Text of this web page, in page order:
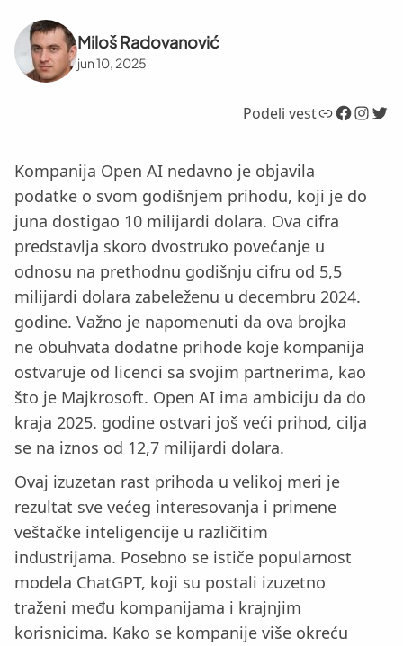
Miloš Radovanović
jun 10, 2025
Podeli vestLink Facebook InstagramTwitter
Kompanija Open AI nedavno je objavila
podatke o svom godišnjem prihodu, koji je do
juna dostigao 10 milijardi dolara. Ova cifra
predstavlja skoro dvostruko povećanje u
odnosu na prethodnu godišnju cifru od 5,5
milijardi dolara zabeleženu u decembru 2024.
godine. Važno je napomenuti da ova brojka
ne obuhvata dodatne prihode koje kompanija
ostvaruje od licenci sa svojim partnerima, kao
što je Majkrosoft. Open AI ima ambiciju da do
kraja 2025. godine ostvari još veći prihod, cilja
se na iznos od 12,7 milijardi dolara.
Ovaj izuzetan rast prihoda u velikoj meri je
rezultat sve većeg interesovanja i primene
veštačke inteligencije u različitim
industrijama. Posebno se ističe popularnost
modela ChatGPT, koji su postali izuzetno
traženi među kompanijama i krajnjim
korisnicima. Kako se kompanije više okreću